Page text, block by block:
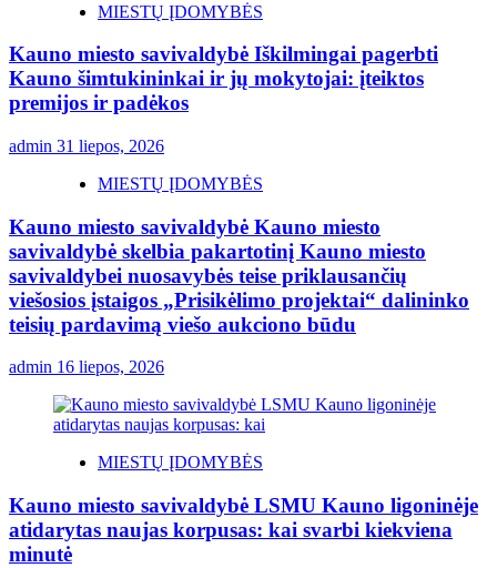
MIESTŲ ĮDOMYBĖS
Kauno miesto savivaldybė Iškilmingai pagerbti
Kauno šimtukininkai ir jų mokytojai: įteiktos
premijos ir padėkos
admin 31 liepos, 2026
MIESTŲ ĮDOMYBĖS
Kauno miesto savivaldybė Kauno miesto
savivaldybė skelbia pakartotinį Kauno miesto
savivaldybei nuosavybės teise priklausančių
viešosios įstaigos „Prisikėlimo projektai“ dalininko
teisių pardavimą viešo aukciono būdu
admin 16 liepos, 2026
MIESTŲ ĮDOMYBĖS
Kauno miesto savivaldybė LSMU Kauno ligoninėje
atidarytas naujas korpusas: kai svarbi kiekviena
minutė